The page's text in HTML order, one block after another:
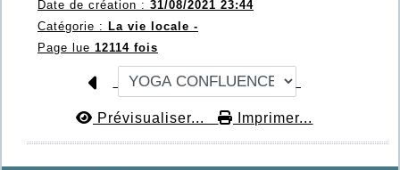
Date de création : 31/08/2021 23:44
Catégorie : La vie locale -
Page lue 12114 fois
Prévisualiser... Imprimer...